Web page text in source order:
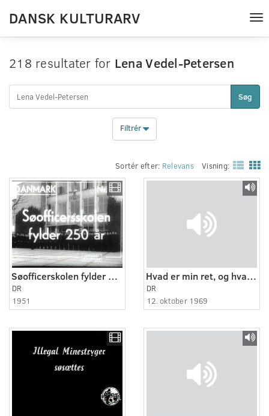
DANSK KULTURARV
218 resultater for Lena Vedel-Petersen
Søg
Filtrér
Sortér efter: Relevans Visning:
Søofficerskolen fylder 250 år
DR
1951
Hvad er min ret, og hvad er min pligt
DR
12. oktober 1969